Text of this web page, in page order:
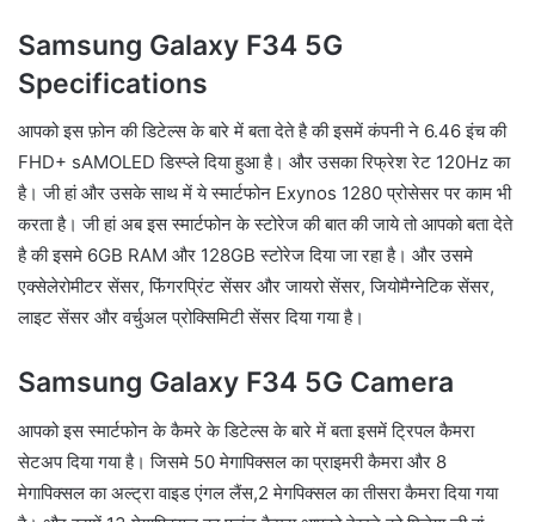
Samsung Galaxy F34 5G
Specifications
आपको इस फ़ोन की डिटेल्स के बारे में बता देते है की इसमें कंपनी ने 6.46 इंच की
FHD+ sAMOLED डिस्प्ले दिया हुआ है। और उसका रिफ्रेश रेट 120Hz का
है। जी हां और उसके साथ में ये स्मार्टफोन Exynos 1280 प्रोसेसर पर काम भी
करता है। जी हां अब इस स्मार्टफोन के स्टोरेज की बात की जाये तो आपको बता देते
है की इसमे 6GB RAM और 128GB स्टोरेज दिया जा रहा है। और उसमे
एक्सेलेरोमीटर सेंसर, फिंगरप्रिंट सेंसर और जायरो सेंसर, जियोमैग्नेटिक सेंसर,
लाइट सेंसर और वर्चुअल प्रोक्सिमिटी सेंसर दिया गया है।
Samsung Galaxy F34 5G Camera
आपको इस स्मार्टफोन के कैमरे के डिटेल्स के बारे में बता इसमें ट्रिपल कैमरा
सेटअप दिया गया है। जिसमे 50 मेगापिक्सल का प्राइमरी कैमरा और 8
मेगापिक्सल का अल्ट्रा वाइड एंगल लैंस,2 मेगपिक्सल का तीसरा कैमरा दिया गया